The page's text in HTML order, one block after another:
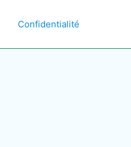
Confidentialité